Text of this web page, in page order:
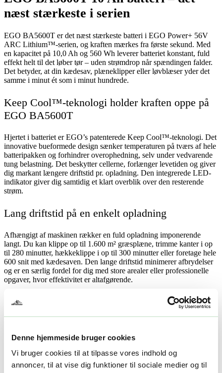
Denne hjemmeside bruger cookies
Vi bruger cookies til at tilpasse vores indhold og
annoncer, til at vise dig funktioner til sociale medier og til
næst stærkeste i serien
EGO BA5600T er det næst stærkeste batteri i EGO Power+ 56V
ARC Lithium™-serien, og kraften mærkes fra første sekund. Med
en kapacitet på 10,0 Ah og 560 Wh leverer batteriet konstant, fuld
effekt helt til det løber tør – uden strømdrop når spændingen falder.
Det betyder, at din kædesav, plæneklipper eller løvblæser yder det
samme i minut ét som i minut hundrede.
Keep Cool™-teknologi holder kraften oppe på
EGO BA5600T
Hjertet i batteriet er EGO’s patenterede Keep Cool™-teknologi. Det
innovative bueformede design sænker temperaturen på tværs af hele
batteripakken og forhindrer overophedning, selv under vedvarende
tung belastning. Det beskytter cellerne, forlænger levetiden og giver
dig markant længere driftstid pr. opladning. Den integrerede LED-
indikator giver dig samtidig et klart overblik over den resterende
strøm.
Lang driftstid på en enkelt opladning
Afhængigt af maskinen rækker en fuld opladning imponerende
langt. Du kan klippe op til 1.600 m² græsplæne, trimme kanter i op
til 280 minutter, hækkeklippe i op til 300 minutter eller foretage hele
600 snit med kædesaven. Den lange driftstid minimerer afbrydelser
og er en særlig fordel for dig med store arealer eller professionelle
opgaver, hvor effektivitet er altafgørende.
EGO BA5600T batteri til hele EGO
Power+ 56V-serien
EGO BA5600T er fuldt udskifteligt med samtlige maskiner i EGO’s
investere i separate batterier til hvert redskab – fra plæneklipper og
trimmer til kædesav og løvblæser. Det gør dit setup mere fleksibelt